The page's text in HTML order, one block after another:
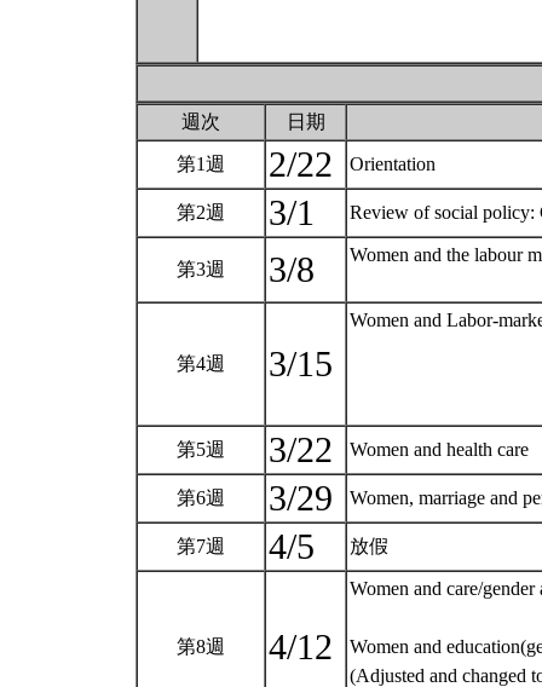
週次 日期
第1週 2/22 Orientation
第2週 3/1 Review of social
第3週 3/8 Women and the labour
第4週 3/15
Women and Labor-
第5週 3/22 Women and health care
第6週 3/29 Women, marriage and
第7週 4/5 放假
第8週 4/12
Women and care/gender
Women and
(Adjusted and changed